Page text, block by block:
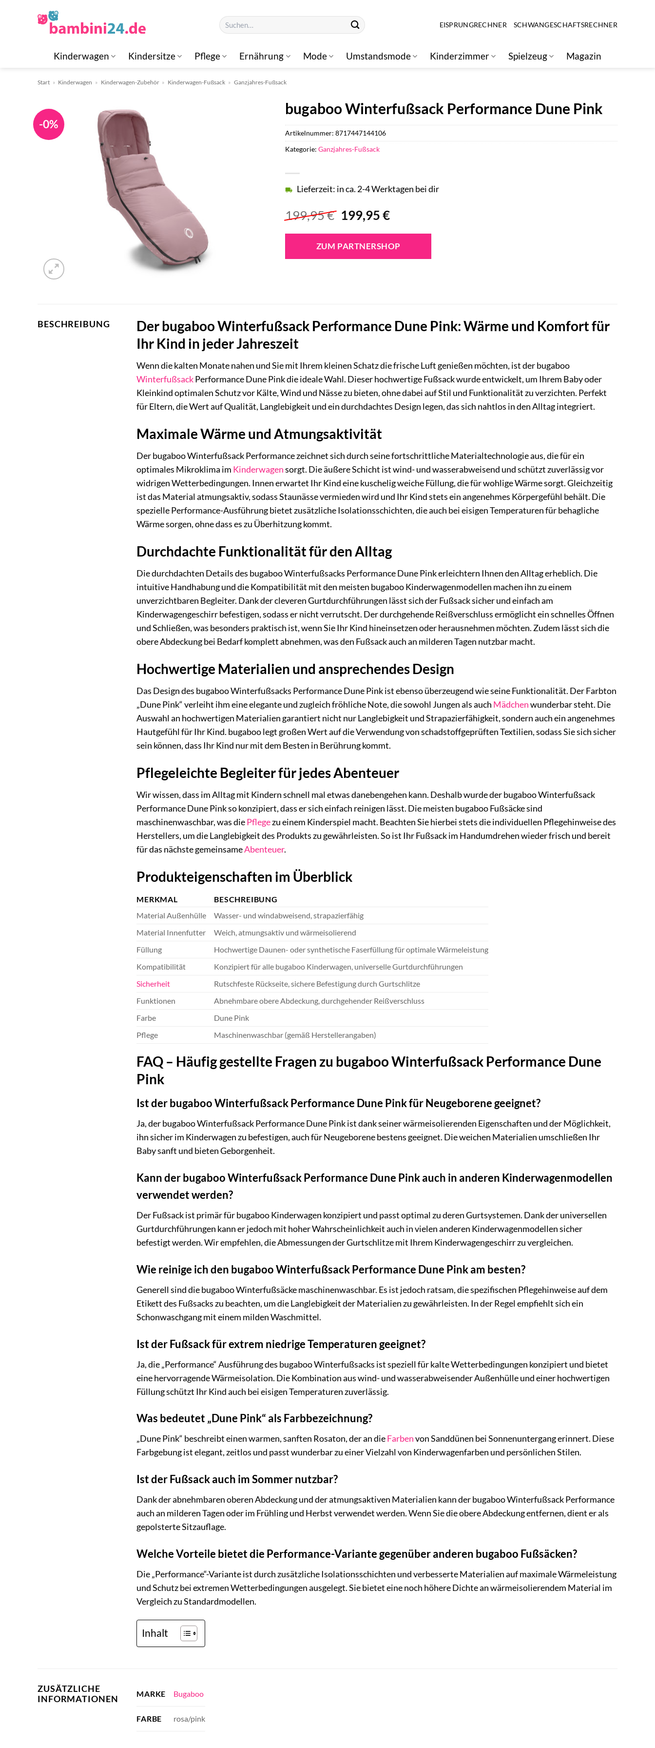
Suchen
nach:
EISPRUNGRECHNER SCHWANGESCHAFTSRECHNER
Kinderwagen Kindersitze Pflege Ernährung Mode Umstandsmode Kinderzimmer Spielzeug Magazin
Start » Kinderwagen » Kinderwagen-Zubehör » Kinderwagen-Fußsack » Ganzjahres-Fußsack
-0%
bugaboo Winterfußsack Performance Dune Pink
199,95€ Ursprünglicher
Preis
war:
199,95 €
199,95€Aktueller
ist:
199,95 €.
Lieferzeit: in ca. 2-4 Werktagen bei dir
ZUM PARTNERSHOP
Artikelnummer:8717447144106
Kategorie:Ganzjahres-Fußsack
BESCHREIBUNG
Der bugaboo Winterfußsack Performance Dune Pink: Wärme und Komfort für
Ihr Kind in jeder Jahreszeit
Wenn die kalten Monate nahen und Sie mit Ihrem kleinen Schatz die frische Luft genießen möchten, ist der bugaboo
WinterfußsackPerformance Dune Pink die ideale Wahl. Dieser hochwertige Fußsack wurde entwickelt, um Ihrem Baby oder
Kleinkind optimalen Schutz vor Kälte, Wind und Nässe zu bieten, ohne dabei auf Stil und Funktionalität zu verzichten. Perfekt
für Eltern, die Wert auf Qualität, Langlebigkeit und ein durchdachtes Design legen, das sich nahtlos in den Alltag integriert.
Maximale Wärme und Atmungsaktivität
Der bugaboo Winterfußsack Performance zeichnet sich durch seine fortschrittliche Materialtechnologie aus, die für ein
optimales Mikroklima im Kinderwagensorgt. Die äußere Schicht ist wind- und wasserabweisend und schützt zuverlässig vor
widrigen Wetterbedingungen. Innen erwartet Ihr Kind eine kuschelig weiche Füllung, die für wohlige Wärme sorgt. Gleichzeitig
ist das Material atmungsaktiv, sodass Staunässe vermieden wird und Ihr Kind stets ein angenehmes Körpergefühl behält. Die
spezielle Performance-Ausführung bietet zusätzliche Isolationsschichten, die auch bei eisigen Temperaturen für behagliche
Wärme sorgen, ohne dass es zu Überhitzung kommt.
Durchdachte Funktionalität für den Alltag
Die durchdachten Details des bugaboo Winterfußsacks Performance Dune Pink erleichtern Ihnen den Alltag erheblich. Die
intuitive Handhabung und die Kompatibilität mit den meisten bugaboo Kinderwagenmodellen machen ihn zu einem
unverzichtbaren Begleiter. Dank der cleveren Gurtdurchführungen lässt sich der Fußsack sicher und einfach am
Kinderwagengeschirr befestigen, sodass er nicht verrutscht. Der durchgehende Reißverschluss ermöglicht ein schnelles Öffnen
und Schließen, was besonders praktisch ist, wenn Sie Ihr Kind hineinsetzen oder herausnehmen möchten. Zudem lässt sich die
obere Abdeckung bei Bedarf komplett abnehmen, was den Fußsack auch an milderen Tagen nutzbar macht.
Hochwertige Materialien und ansprechendes Design
Das Design des bugaboo Winterfußsacks Performance Dune Pink ist ebenso überzeugend wie seine Funktionalität. Der Farbton
„Dune Pink“ verleiht ihm eine elegante und zugleich fröhliche Note, die sowohl Jungen als auch Mädchenwunderbar steht. Die
Auswahl an hochwertigen Materialien garantiert nicht nur Langlebigkeit und Strapazierfähigkeit, sondern auch ein angenehmes
Hautgefühl für Ihr Kind. bugaboo legt großen Wert auf die Verwendung von schadstoffgeprüften Textilien, sodass Sie sich sicher
sein können, dass Ihr Kind nur mit dem Besten in Berührung kommt.
Pflegeleichte Begleiter für jedes Abenteuer
Wir wissen, dass im Alltag mit Kindern schnell mal etwas danebengehen kann. Deshalb wurde der bugaboo Winterfußsack
Performance Dune Pink so konzipiert, dass er sich einfach reinigen lässt. Die meisten bugaboo Fußsäcke sind
maschinenwaschbar, was diePflegezu einem Kinderspiel macht. Beachten Sie hierbei stets die individuellen Pflegehinweise des
Herstellers, um die Langlebigkeit des Produkts zu gewährleisten. So ist Ihr Fußsack im Handumdrehen wieder frisch und bereit
für das nächste gemeinsameAbenteuer.
Produkteigenschaften im Überblick
MERKMAL
BESCHREIBUNG
Material Außenhülle
Wasser- und windabweisend, strapazierfähig
Material Innenfutter
Weich, atmungsaktiv und wärmeisolierend
Füllung
Hochwertige Daunen- oder synthetische Faserfüllung für optimale Wärmeleistung
Kompatibilität
Konzipiert für alle bugaboo Kinderwagen, universelle Gurtdurchführungen
Sicherheit
Rutschfeste Rückseite, sichere Befestigung durch Gurtschlitze
Funktionen
Abnehmbare obere Abdeckung, durchgehender Reißverschluss
Farbe
Dune Pink
Pflege
Maschinenwaschbar (gemäß Herstellerangaben)
FAQ – Häufig gestellte Fragen zu bugaboo Winterfußsack Performance Dune
Pink
Ist der bugaboo Winterfußsack Performance Dune Pink für Neugeborene geeignet?
Ja, der bugaboo Winterfußsack Performance Dune Pink ist dank seiner wärmeisolierenden Eigenschaften und der Möglichkeit,
ihn sicher im Kinderwagen zu befestigen, auch für Neugeborene bestens geeignet. Die weichen Materialien umschließen Ihr
Baby sanft und bieten Geborgenheit.
Kann der bugaboo Winterfußsack Performance Dune Pink auch in anderen Kinderwagenmodellen
verwendet werden?
Der Fußsack ist primär für bugaboo Kinderwagen konzipiert und passt optimal zu deren Gurtsystemen. Dank der universellen
Gurtdurchführungen kann er jedoch mit hoher Wahrscheinlichkeit auch in vielen anderen Kinderwagenmodellen sicher
befestigt werden. Wir empfehlen, die Abmessungen der Gurtschlitze mit Ihrem Kinderwagengeschirr zu vergleichen.
Wie reinige ich den bugaboo Winterfußsack Performance Dune Pink am besten?
Generell sind die bugaboo Winterfußsäcke maschinenwaschbar. Es ist jedoch ratsam, die spezifischen Pflegehinweise auf dem
Etikett des Fußsacks zu beachten, um die Langlebigkeit der Materialien zu gewährleisten. In der Regel empfiehlt sich ein
Schonwaschgang mit einem milden Waschmittel.
Ist der Fußsack für extrem niedrige Temperaturen geeignet?
Ja, die „Performance“ Ausführung des bugaboo Winterfußsacks ist speziell für kalte Wetterbedingungen konzipiert und bietet
eine hervorragende Wärmeisolation. Die Kombination aus wind- und wasserabweisender Außenhülle und einer hochwertigen
Füllung schützt Ihr Kind auch bei eisigen Temperaturen zuverlässig.
Was bedeutet „Dune Pink“ als Farbbezeichnung?
„Dune Pink“ beschreibt einen warmen, sanften Rosaton, der an dieFarbenvon Sanddünen bei Sonnenuntergang erinnert. Diese
Farbgebung ist elegant, zeitlos und passt wunderbar zu einer Vielzahl von Kinderwagenfarben und persönlichen Stilen.
Ist der Fußsack auch im Sommer nutzbar?
Dank der abnehmbaren oberen Abdeckung und der atmungsaktiven Materialien kann der bugaboo Winterfußsack Performance
auch an milderen Tagen oder im Frühling und Herbst verwendet werden. Wenn Sie die obere Abdeckung entfernen, dient er als
gepolsterte Sitzauflage.
Welche Vorteile bietet die Performance-Variante gegenüber anderen bugaboo Fußsäcken?
Die „Performance“-Variante ist durch zusätzliche Isolationsschichten und verbesserte Materialien auf maximale Wärmeleistung
und Schutz bei extremen Wetterbedingungen ausgelegt. Sie bietet eine noch höhere Dichte an wärmeisolierendem Material im
Vergleich zu Standardmodellen.
Inhalt
ZUSÄTZLICHE
INFORMATIONEN
MARKE Bugaboo
FARBE rosa/pink